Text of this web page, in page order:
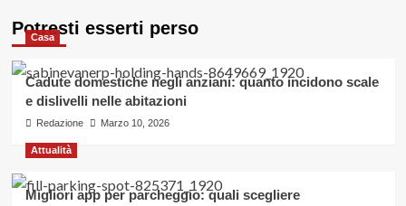
Paolo
magistrato
di
della
Cosa
Nostra
articoli
Potresti esserti perso
Casa
Cadute domestiche negli anziani: quanto incidono scale
e dislivelli nelle abitazioni
Redazione Marzo 10, 2026
Attualità
Migliori app per parcheggio: quali scegliere